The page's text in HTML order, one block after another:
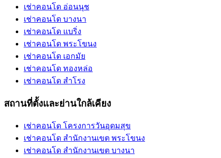
เช่าคอนโด อ่อนนุช
เช่าคอนโด บางนา
เช่าคอนโด แบริ่ง
เช่าคอนโด พระโขนง
เช่าคอนโด เอกมัย
เช่าคอนโด ทองหล่อ
เช่าคอนโด สำโรง
สถานที่ตั้งและย่านใกล้เคียง
เช่าคอนโด โครงการวันอุดมสุข
เช่าคอนโด สำนักงานเขต พระโขนง
เช่าคอนโด สำนักงานเขต บางนา